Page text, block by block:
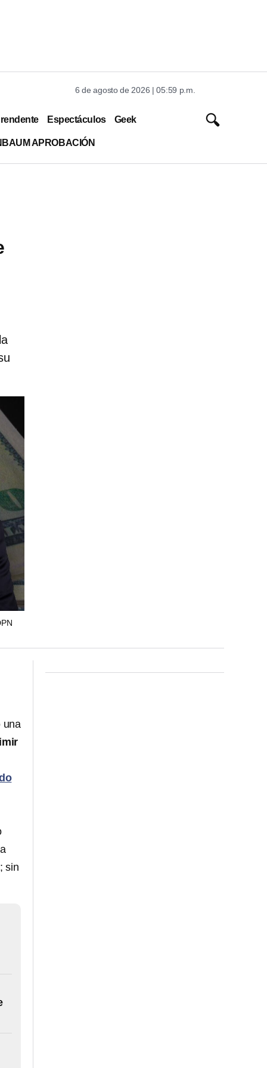
6 de agosto de 2026 | 05:59 p.m.
Espectáculos Geek
APROBACIÓN
una
sin